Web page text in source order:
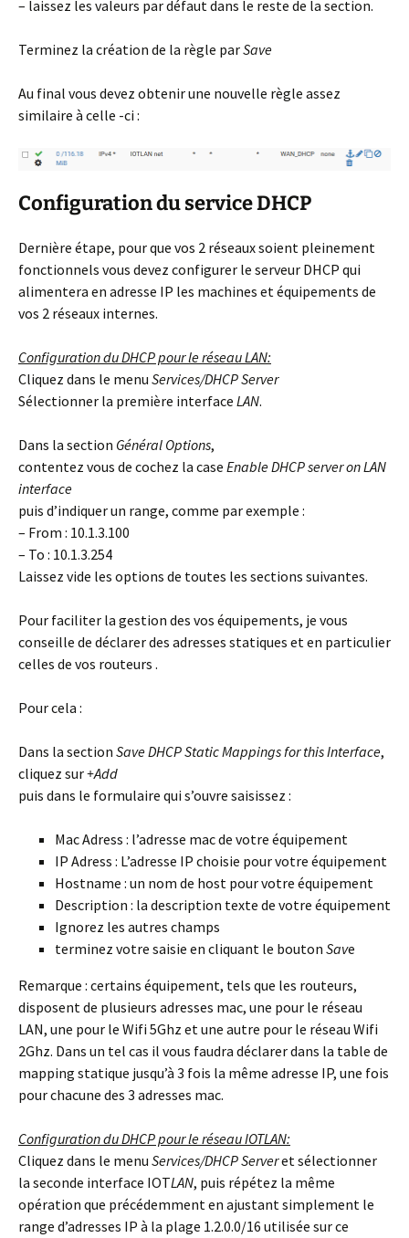
– laissez les valeurs par défaut dans le reste de la section.
Terminez la création de la règle parSave
Au final vous devez obtenir une nouvelle règle assez
similaire à celle -ci :
Configuration du service DHCP
Dernière étape, pour que vos 2 réseaux soient pleinement
fonctionnels vous devez configurer le serveur DHCP qui
alimentera en adresse IP les machines et équipements de
vos 2 réseaux internes.
Configuration du DHCP pour le réseau LAN:
Cliquez dans le menu Services/DHCP Server
Sélectionner la première interface LAN.
Dans la section Général Options,
contentez vous de cochez la case Enable DHCP server on LAN
interface
puis d’indiquer un range, comme par exemple :
– From : 10.1.3.100
– To : 10.1.3.254
Laissez vide les options de toutes les sections suivantes.
Pour faciliter la gestion des vos équipements, je vous
conseille de déclarer des adresses statiques et en particulier
celles de vos routeurs .
Pour cela :
Dans la section Save DHCP Static Mappings for this Interface,
cliquez sur+Add
puis dans le formulaire qui s’ouvre saisissez :
Mac Adress : l’adresse mac de votre équipement
IP Adress : L’adresse IP choisie pour votre équipement
Hostname : un nom de host pour votre équipement
Description : la description texte de votre équipement
Ignorez les autres champs
terminez votre saisie en cliquant le bouton Save
Remarque : certains équipement, tels que les routeurs,
disposent de plusieurs adresses mac, une pour le réseau
LAN, une pour le Wifi 5Ghz et une autre pour le réseau Wifi
2Ghz. Dans un tel cas il vous faudra déclarer dans la table de
mapping statique jusqu’à 3 fois la même adresse IP, une fois
pour chacune des 3 adresses mac.
Configuration du DHCP pour le réseau IOTLAN:
Cliquez dans le menu Services/DHCP Serveret sélectionner
la seconde interface IOTLAN, puis répétez la même
opération que précédemment en ajustant simplement le
range d’adresses IP à la plage 1.2.0.0/16 utilisée sur ce